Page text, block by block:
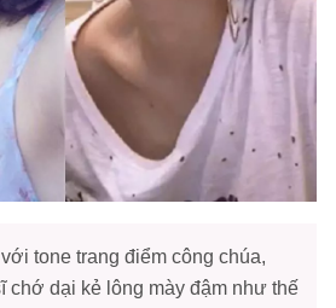
tone trang điểm công chúa,
chớ dại kẻ lông mày đậm như thế